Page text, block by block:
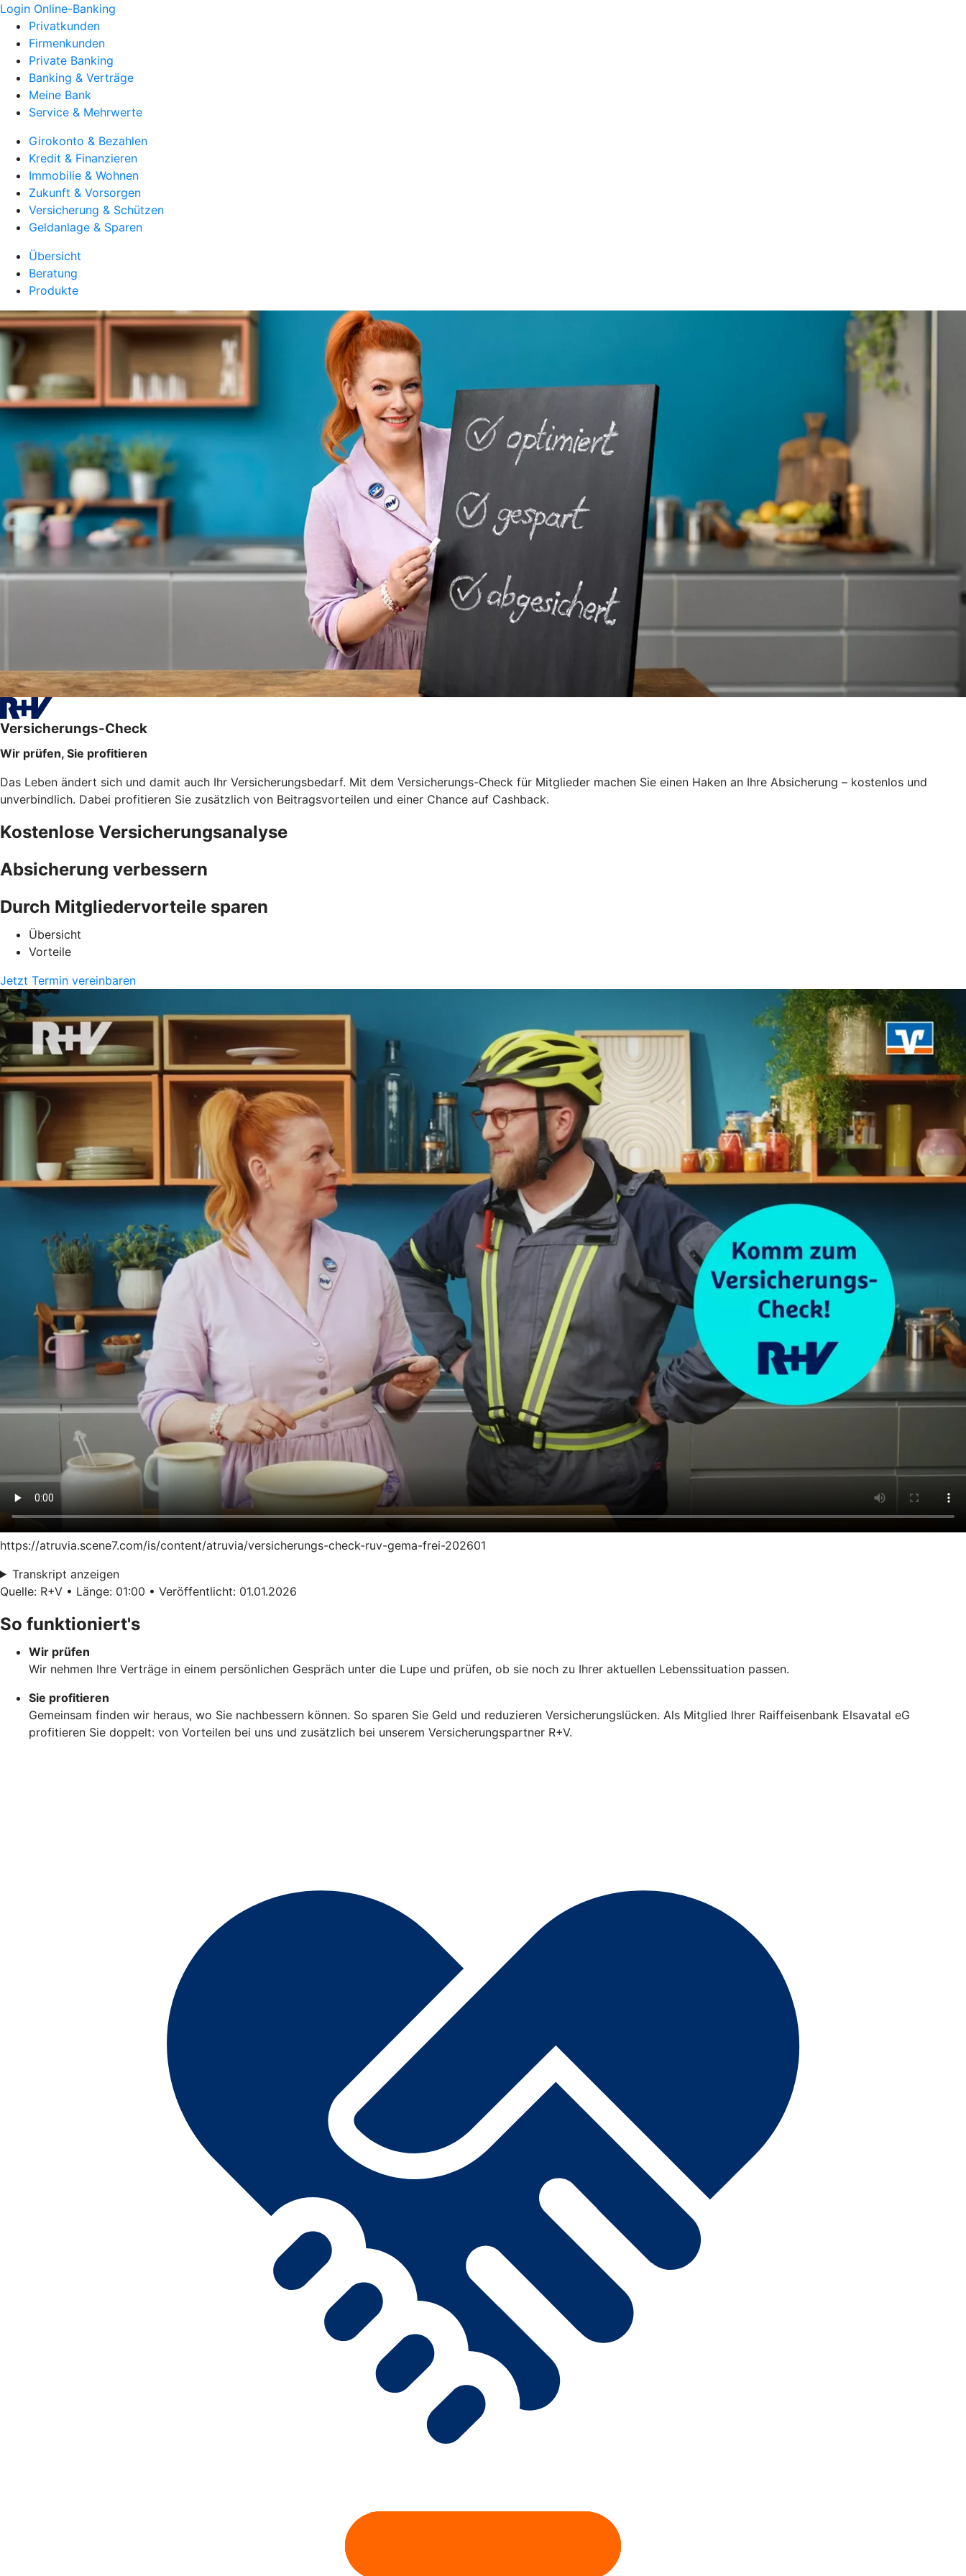
Login Online-Banking
Privatkunden
Firmenkunden
Private Banking
Banking & Verträge
Meine Bank
Service & Mehrwerte
Girokonto & Bezahlen
Kredit & Finanzieren
Immobilie & Wohnen
Zukunft & Vorsorgen
Versicherung & Schützen
Geldanlage & Sparen
Übersicht
Beratung
Produkte
Versicherungs-Check
Wir prüfen, Sie profitieren
Das Leben ändert sich und damit auch Ihr Versicherungsbedarf. Mit dem Versicherungs-Check für Mitglieder machen Sie einen Haken an Ihre Absicherung – kostenlos und
unverbindlich. Dabei profitieren Sie zusätzlich von Beitragsvorteilen und einer Chance auf Cashback.
Kostenlose Versicherungsanalyse
Absicherung verbessern
Durch Mitgliedervorteile sparen
Übersicht
Vorteile
Jetzt Termin vereinbaren
https://atruvia.scene7.com/is/content/atruvia/versicherungs-check-ruv-gema-frei-202601
Transkript anzeigen
Quelle: R+V • Länge: 01:00 • Veröffentlicht: 01.01.2026
So funktioniert's
Wir prüfen
Wir nehmen Ihre Verträge in einem persönlichen Gespräch unter die Lupe und prüfen, ob sie noch zu Ihrer aktuellen Lebenssituation passen.
Sie profitieren
Gemeinsam finden wir heraus, wo Sie nachbessern können. So sparen Sie Geld und reduzieren Versicherungslücken. Als Mitglied Ihrer Raiffeisenbank Elsavatal eG
profitieren Sie doppelt: von Vorteilen bei uns und zusätzlich bei unserem Versicherungspartner R+V.